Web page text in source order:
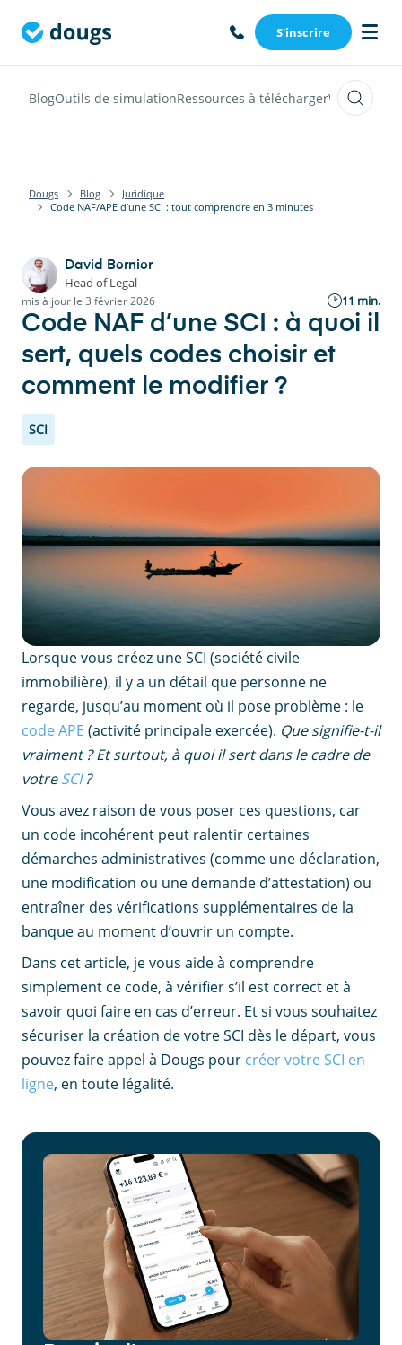
S'inscrire
BlogOutils de simulationRessources à téléchargerWebinars
Dougs Blog
Juridique
Code NAF/APE d’une SCI : tout comprendre en 3 minutes
David Bernier
Head of Legal
mis à jour le 3 février 2026 11 min.
Code NAF d’une SCI : à quoi il
sert, quels codes choisir et
comment le modifier ?
SCI
Lorsque vous créez une SCI (société civile
immobilière), il y a un détail que personne ne
regarde, jusqu’au moment où il pose problème : le
code APE (activité principale exercée). Que signifie-t-il
vraiment ? Et surtout, à quoi il sert dans le cadre de
votreSCI?
Vous avez raison de vous poser ces questions, car
un code incohérent peut ralentir certaines
démarches administratives (comme une déclaration,
une modification ou une demande d’attestation) ou
entraîner des vérifications supplémentaires de la
banque au moment d’ouvrir un compte.
Dans cet article, je vous aide à comprendre
simplement ce code, à vérifier s’il est correct et à
savoir quoi faire en cas d’erreur. Et si vous souhaitez
sécuriser la création de votre SCI dès le départ, vous
pouvez faire appel à Dougs pour créer votre SCI en
ligne, en toute légalité.